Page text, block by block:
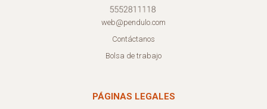
web@pendulo.com
Contáctanos
Bolsa de trabajo
PÁGINAS LEGALES